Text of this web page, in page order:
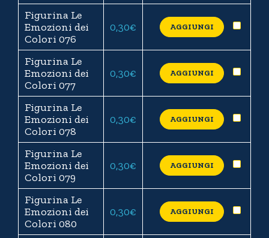
Figurina Le
Emozioni dei
Colori 076
0,30€ AGGIUNGI
Figurina Le
Emozioni dei
Colori 077
0,30€ AGGIUNGI
Figurina Le
Emozioni dei
Colori 078
0,30€ AGGIUNGI
Figurina Le
Emozioni dei
Colori 079
0,30€ AGGIUNGI
Figurina Le
Emozioni dei
Colori 080
0,30€ AGGIUNGI